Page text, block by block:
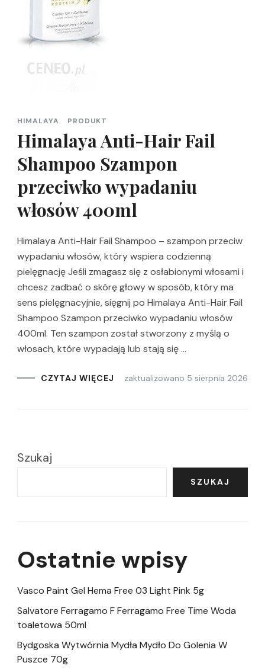
HIMALAYA PRODUKT
Himalaya Anti-Hair Fail
Shampoo Szampon
przeciwko wypadaniu
włosów 400ml
Himalaya Anti-Hair Fail Shampoo – szampon przeciw
wypadaniu włosów, który wspiera codzienną
pielęgnację Jeśli zmagasz się z osłabionymi włosami i
chcesz zadbać o skórę głowy w sposób, który ma
sens pielęgnacyjnie, sięgnij po Himalaya Anti-Hair Fail
Shampoo Szampon przeciwko wypadaniu włosów
400ml. Ten szampon został stworzony z myślą o
włosach, które wypadają lub stają się …
CZYTAJ WIĘCEJ zaktualizowano 5 sierpnia 2026
Szukaj
SZUKAJ
Ostatnie wpisy
Vasco Paint Gel Hema Free 03 Light Pink 5g
Salvatore Ferragamo F Ferragamo Free Time Woda
toaletowa 50ml
Bydgoska Wytwórnia Mydła Mydło Do Golenia W
Puszce 70g